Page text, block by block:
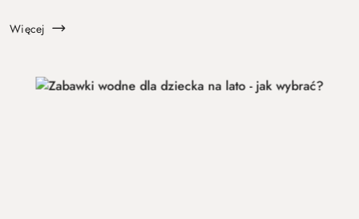
zasady, trwałość, ł...
Więcej